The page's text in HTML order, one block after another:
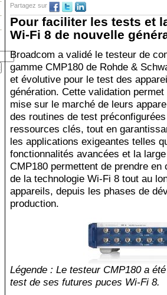
Partagez sur
Pour faciliter les tests et
Wi-Fi 8 de nouvelle
Broadcom a validé le testeur de
gamme CMP180 de Rohde &
et évolutive pour le test des
génération. Cette validation
mise sur le marché de leurs
des routines de test
ressources clés, tout en
les applications exigeantes telles
fonctionnalités avancées et la
CMP180 permettent de prendre
de la technologie Wi-Fi 8 tout au
appareils, depuis les phases de
production.
Légende : Le testeur CMP180 a
test de ses futures puces Wi-Fi 8.